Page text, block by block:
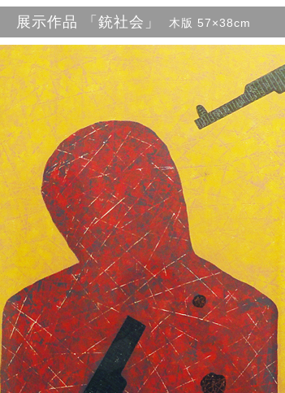
展示作品 「銃社会」 木版 57×38cm